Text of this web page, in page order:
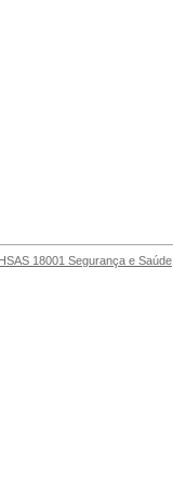
18001 Segurança e Saúde